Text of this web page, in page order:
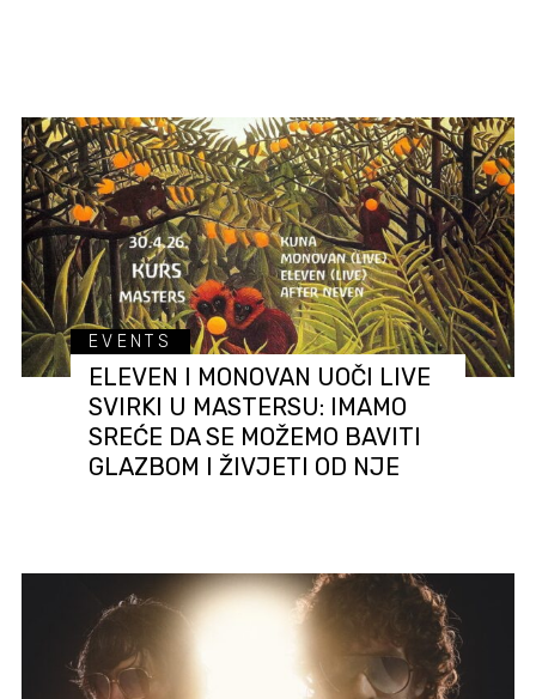
EVENTS
ELEVEN I MONOVAN UOČI LIVE
SVIRKI U MASTERSU: IMAMO
SREĆE DA SE MOŽEMO BAVITI
GLAZBOM I ŽIVJETI OD NJE